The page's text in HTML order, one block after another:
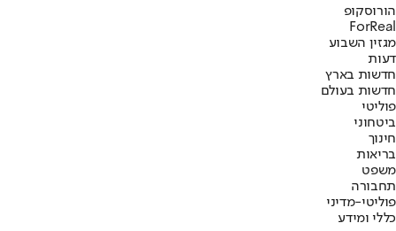
הורוסקופ
ForReal
מגזין השבוע
דעות
חדשות בארץ
חדשות בעולם
פוליטי
ביטחוני
חינוך
בריאות
משפט
תחבורה
פוליטי-מדיני
כללי ומידע